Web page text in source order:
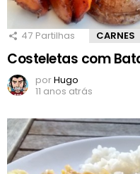
47 Partilhas CARNES
Costeletas com
porHugo
11 anos atrás